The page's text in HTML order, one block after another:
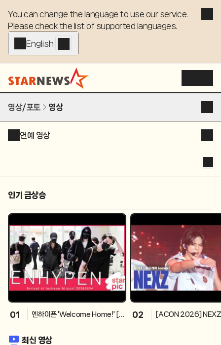
You can change the language to use our service.
Please check the list of supported languages.
English - EN
영상/포토 영상
연예 영상
인기 급상승
01
엔하이픈 'Welcome Home!' [S
02
[ACON 2026]
최신 영상